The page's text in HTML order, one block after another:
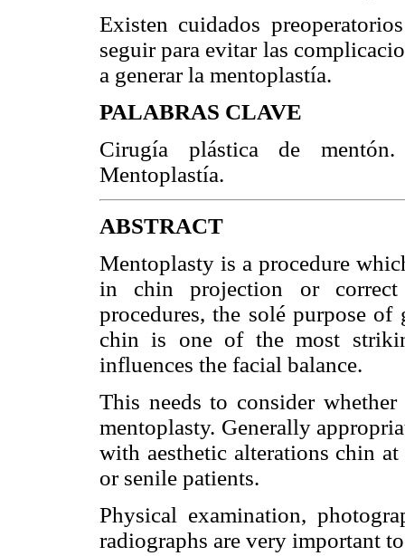
Existen cuidados
seguir para evitar las
a generar la mentoplastía.
PALABRAS CLAVE
Cirugía plástica de
Mentoplastía.
ABSTRACT
Mentoplasty is a procedure
in chin projection or
procedures, the solé purpose
chin is one of the most
influences the facial balance.
This needs to consider
mentoplasty. Generally
with aesthetic alterations chin
or senile patients.
Physical examination,
radiographs are very important